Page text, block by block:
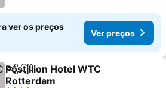
ver os preços
Ver preços
PartilharAdicionar aos favoritos
Postillion Hotel WTC
Rotterdam